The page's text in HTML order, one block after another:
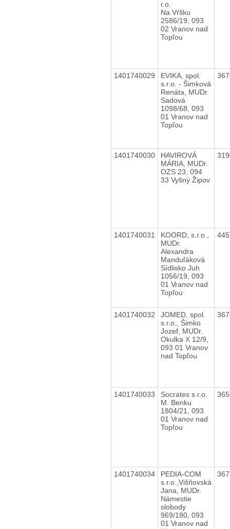
r.o.
Na Vŕšku
2586/19, 093
02 Vranov nad
Topľou
1401740029
EVIKA, spol.
s.r.o. - Šimková
Renáta, MUDr.
Sadová
1098/68, 093
01 Vranov nad
Topľou
1401740030
HAVIROVÁ
MÁRIA, MUDr.
OZS 23, 094
33 Vyšný Žipov
1401740031
KOORD, s.r.o.,
MUDr.
Alexandra
Manduľáková
Sídlisko Juh
1056/19, 093
01 Vranov nad
Topľou
1401740032
JOMED, spol.
s.r.o., Šimko
Jozef, MUDr.
Okulka X 12/9,
093 01 Vranov
nad Topľou
1401740033
Socrates s.r.o.
M. Benku
1804/21, 093
01 Vranov nad
Topľou
1401740034
PEDIA-COM
s.r.o.,Višňovská
Jana, MUDr.
Námestie
slobody
969/180, 093
01 Vranov nad